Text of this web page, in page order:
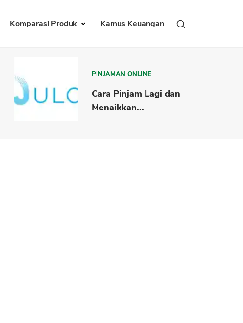
Komparasi Produk Kamus Keuangan
PINJAMAN ONLINE
Cara Pinjam Lagi dan
Menaikkan...